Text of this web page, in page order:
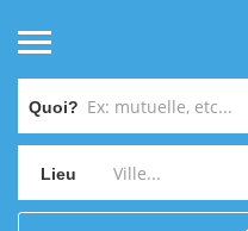
Quoi?
Lieu